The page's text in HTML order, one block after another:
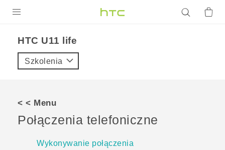
VIVE
HTC U11 life‎
Szkolenia
< < Menu
Połączenia telefoniczne
Wykonywanie połączenia